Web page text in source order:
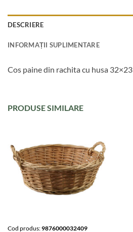
DESCRIERE
INFORMAȚII SUPLIMENTARE
Cos paine din rachita cu husa
PRODUSE SIMILARE
Cod produs:9876000032409